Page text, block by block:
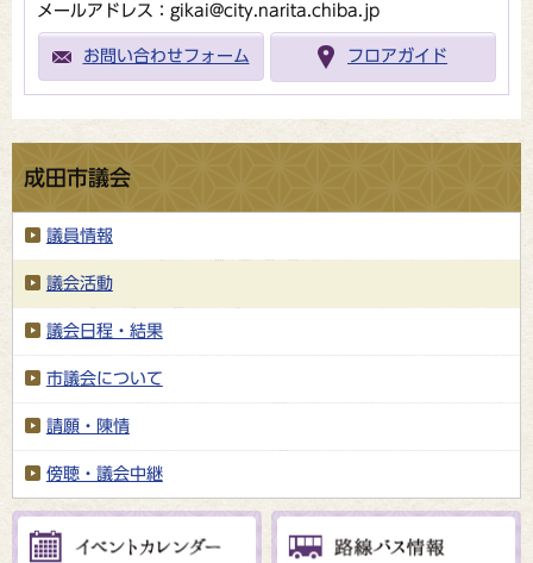
メールアドレス：gikai@city.narita.chiba.jp
お問い合わせフォーム フロアガイド
成田市議会
議員情報
議会活動
議会日程・結果
市議会について
請願・陳情
傍聴・議会中継